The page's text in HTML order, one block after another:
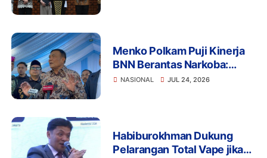
Menko Polkam Puji Kinerja
BNN Berantas Narkoba:
Selamatkan Manusia dan
NASIONAL JUL 24, 2026
Habiburokhman Dukung
Pelarangan Total Vape jika